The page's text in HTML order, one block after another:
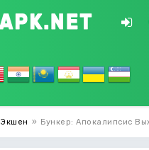
Экшен » Бункер: Апокалипсис